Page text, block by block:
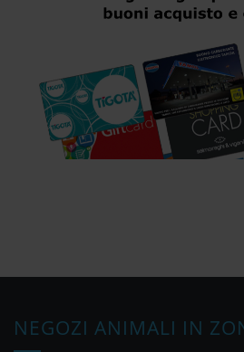
NEGOZI ANIMALI IN